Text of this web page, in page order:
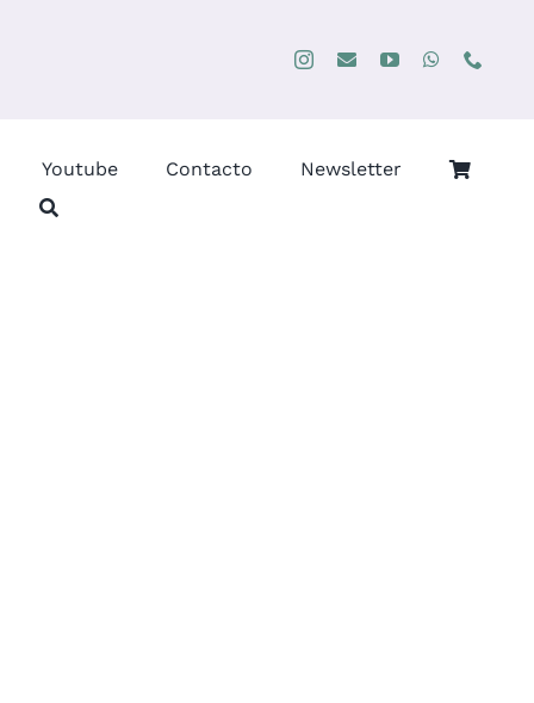
Youtube Contacto Newsletter